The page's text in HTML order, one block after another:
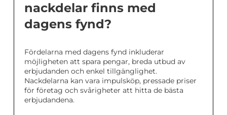
nackdelar finns med
dagens fynd?
Fördelarna med dagens fynd inkluderar
möjligheten att spara pengar, breda utbud av
erbjudanden och enkel tillgänglighet.
Nackdelarna kan vara impulsköp, pressade priser
för företag och svårigheter att hitta de bästa
erbjudandena.